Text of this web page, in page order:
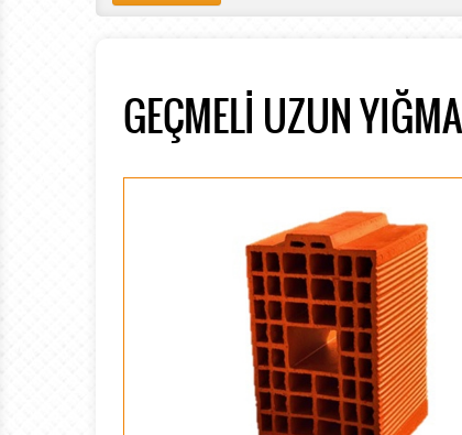
GEÇMELİ UZUN YIĞMA